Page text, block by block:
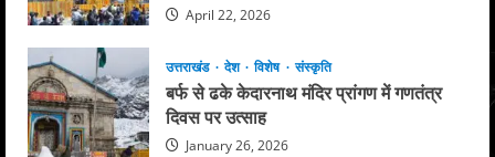
April 22, 2026
उत्तराखंड देश विशेष संस्कृति
बर्फ से ढके केदारनाथ मंदिर प्रांगण में गणतंत्र
दिवस पर उत्साह
January 26, 2026